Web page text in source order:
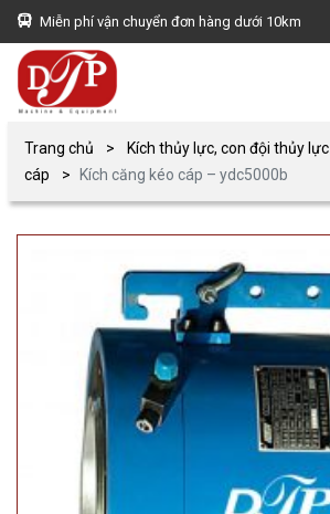
Miễn phí vận chuyển đơn hàng dưới 10km
Trang chủ Kích thủy lực, con đội thủy lực
cáp
Kích căng kéo cáp – ydc5000b